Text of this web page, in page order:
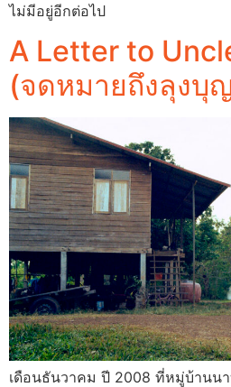
ไม่มีอยู่อีกต่อไป
A Letter to
(จดหมายถึงลุงบุ
เดือนธันวาคม ปี 2008 ที่หมู่บ้านน